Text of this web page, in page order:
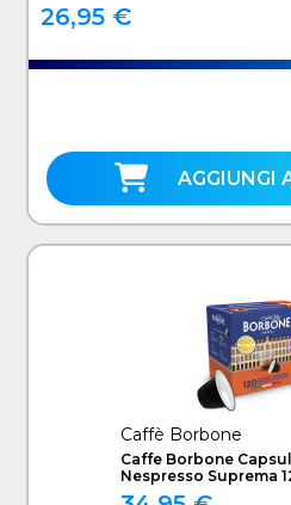
26,95 €
AGGIUNGI
Caffè Borbone
Caffe Borbone
Nespresso Suprema